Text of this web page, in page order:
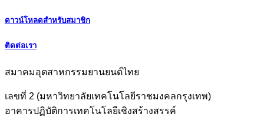
ดาวน์โหลดสำหรับสมาชิก
ติดต่อเรา
สมาคมอุตสาหกรรมยานยนต์ไทย
เลขที่ 2 (มหาวิทยาลัยเทคโนโลยีราชมงคลกรุงเทพ)
อาคารปฏิบัติการเทคโนโลยีเชิงสร้างสรรค์